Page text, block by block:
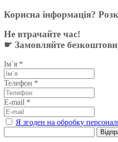
Корисна інформація?
Не втрачайте час!
☛ Замовляйте
Ім`я *
Телефон *
E-mail *
Я згоден на обробку